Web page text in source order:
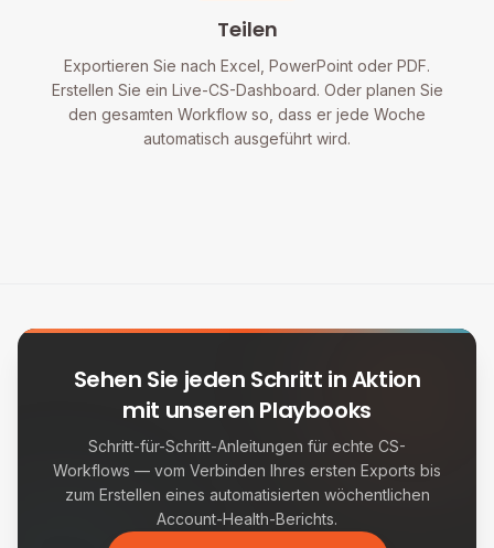
Teilen
Exportieren Sie nach Excel, PowerPoint oder PDF.
Erstellen Sie ein Live-CS-Dashboard. Oder planen Sie
den gesamten Workflow so, dass er jede Woche
automatisch ausgeführt wird.
Sehen Sie jeden Schritt in Aktion
mit unseren Playbooks
Schritt-für-Schritt-Anleitungen für echte CS-
Workflows — vom Verbinden Ihres ersten Exports bis
zum Erstellen eines automatisierten wöchentlichen
Account-Health-Berichts.